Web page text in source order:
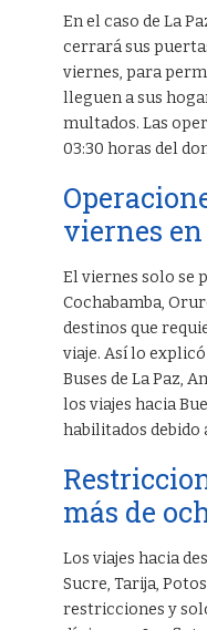
En el caso de La
cerrará sus
viernes, para
lleguen a sus
multados. Las
03:30 horas del
viernes en
El viernes solo se
Cochabamba,
destinos que
viaje. Así lo
Buses de La Paz,
los viajes hacia
habilitados debido
más de
Los viajes hacia
Sucre, Tarija,
restricciones y